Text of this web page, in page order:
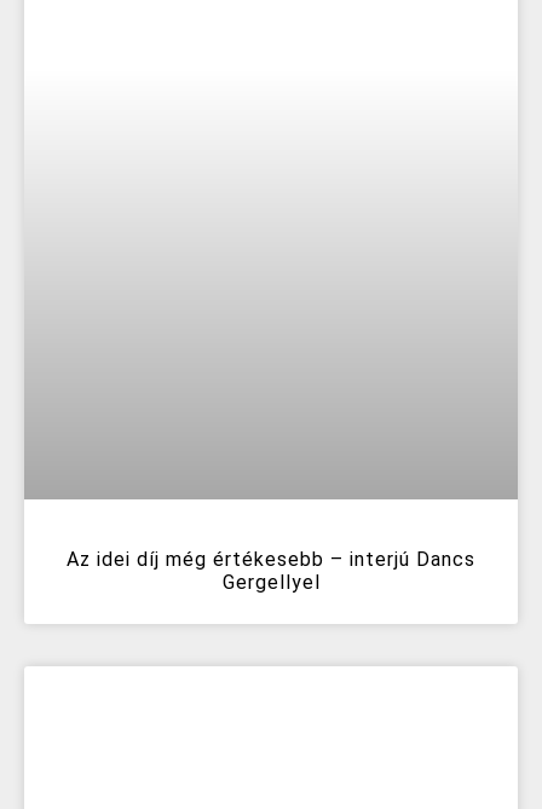
Az idei díj még értékesebb – interjú Dancs
Gergellyel